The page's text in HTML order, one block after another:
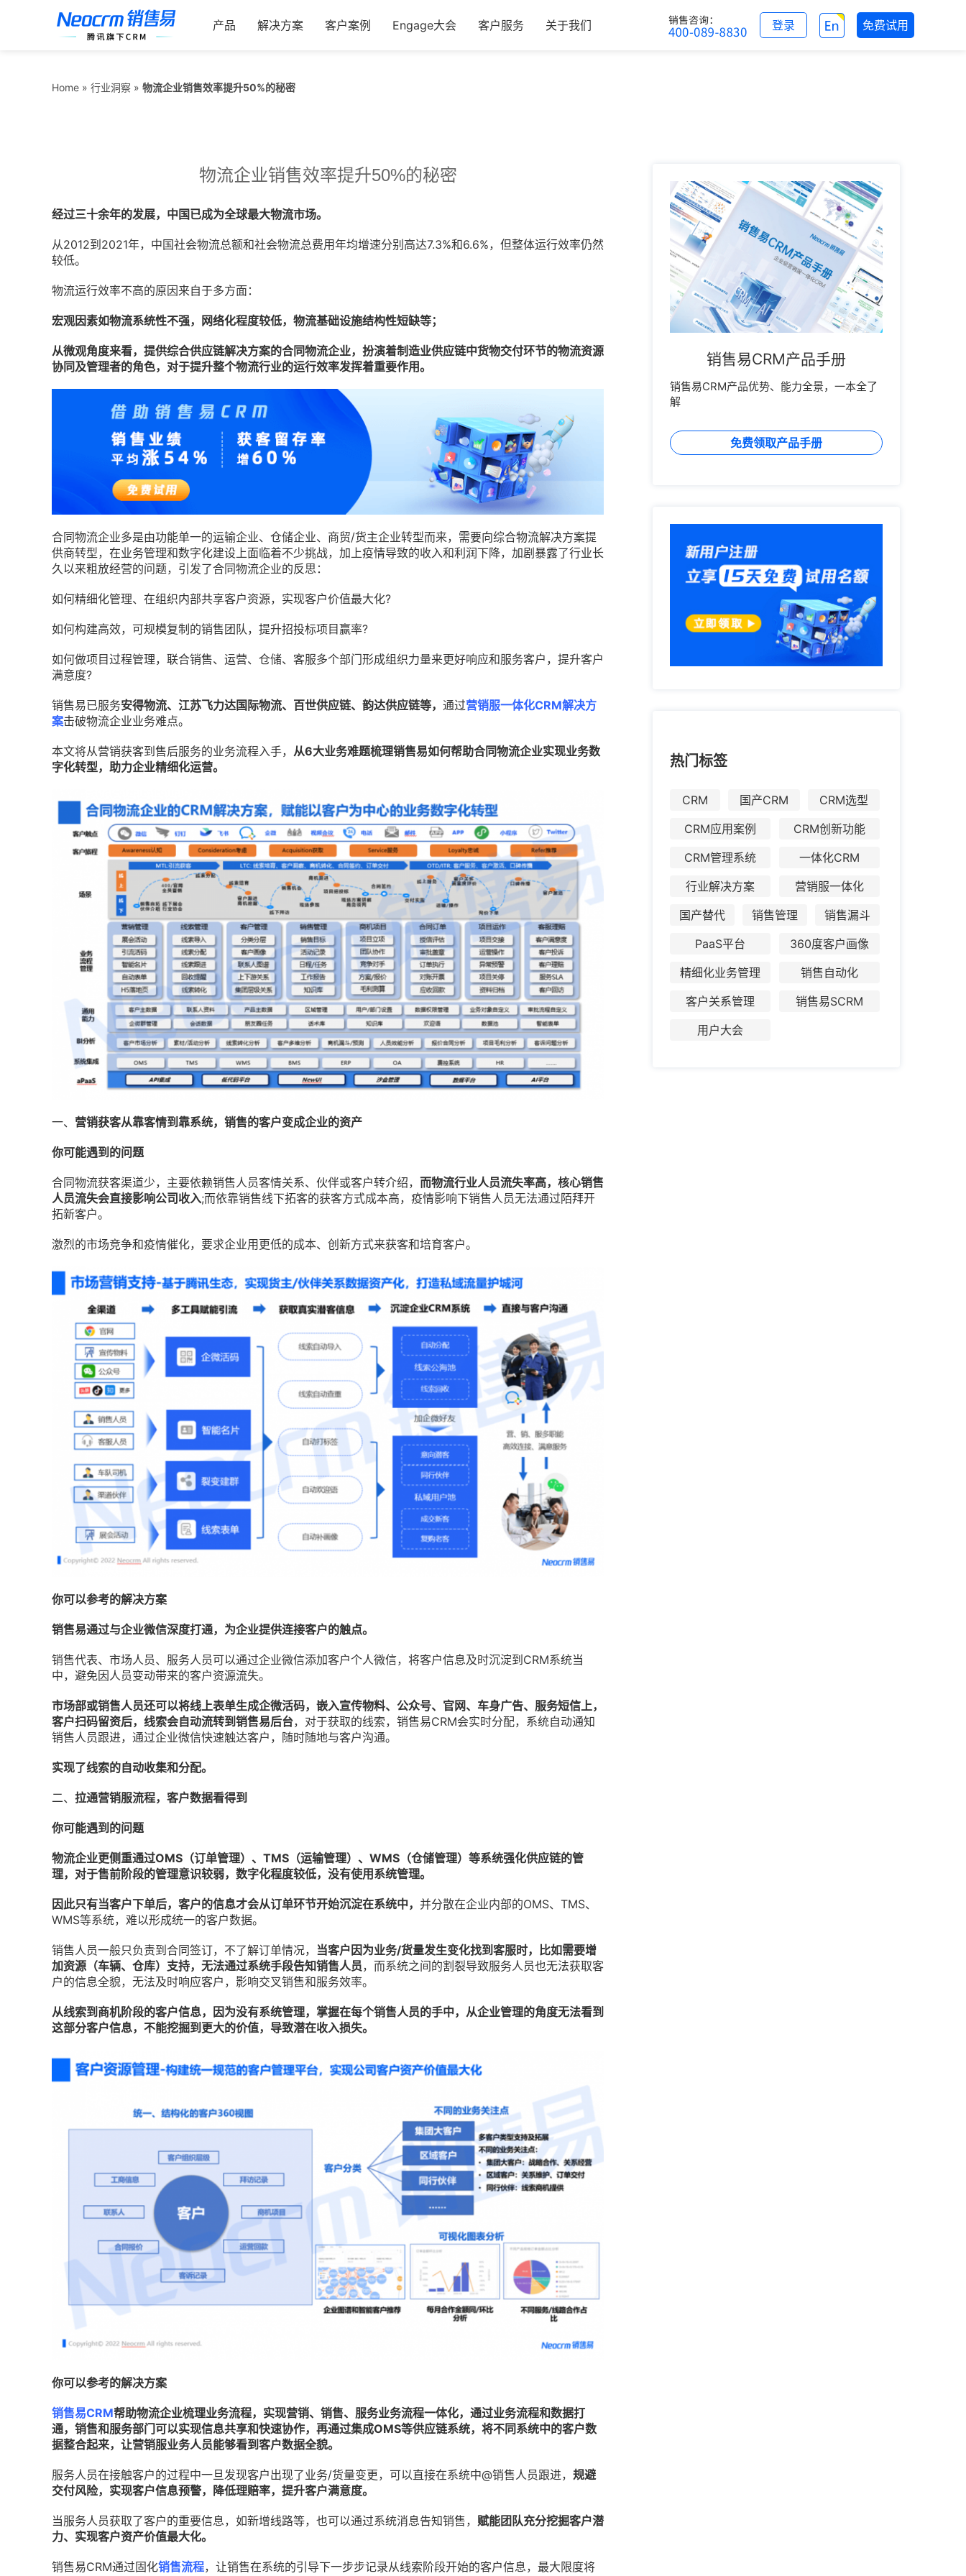
产品 解决方案 客户案例 Engage大会 客户服务 关于我们 免费试用
登录
Home » 行业洞察 » 物流企业销售效率提升50%的秘密
物流企业销售效率提升50%的秘密
经过三十余年的发展，中国已成为全球最大物流市场。
从2012到2021年，中国社会物流总额和社会物流总费用年均增速分别高达7.3%和6.6%，但整体运行效率仍然
较低。
物流运行效率不高的原因来自于多方面：
宏观因素如物流系统性不强，网络化程度较低，物流基础设施结构性短缺等；
从微观角度来看，提供综合供应链解决方案的合同物流企业，扮演着制造业供应链中货物交付环节的物流资源
协同及管理者的角色，对于提升整个物流行业的运行效率发挥着重要作用。
合同物流企业多是由功能单一的运输企业、仓储企业、商贸/货主企业转型而来，需要向综合物流解决方案提
供商转型，在业务管理和数字化建设上面临着不少挑战，加上疫情导致的收入和利润下降，加剧暴露了行业长
久以来粗放经营的问题，引发了合同物流企业的反思：
如何精细化管理、在组织内部共享客户资源，实现客户价值最大化?
如何构建高效，可规模复制的销售团队，提升招投标项目赢率?
如何做项目过程管理，联合销售、运营、仓储、客服多个部门形成组织力量来更好响应和服务客户，提升客户
满意度?
销售易已服务安得物流、江苏飞力达国际物流、百世供应链、韵达供应链等， 通过营销服一体化CRM解决方
案击破物流企业业务难点。
本文将从营销获客到售后服务的业务流程入手， 从6大业务难题梳理销售易如何帮助合同物流企业实现业务数
字化转型，助力企业精细化运营。
一、 营销获客从靠客情到靠系统， 销售的客户变成企业的资产
你可能遇到的问题
合同物流获客渠道少，主要依赖销售人员客情关系、伙伴或客户转介绍， 而物流行业人员流失率高，核心销售
人员流失会直接影响公司收入;而依靠销售线下拓客的获客方式成本高，疫情影响下销售人员无法通过陌拜开
拓新客户。
激烈的市场竞争和疫情催化，要求企业用更低的成本、创新方式来获客和培育客户。
你可以参考的解决方案
销售易通过与企业微信深度打通，为企业提供连接客户的触点。
销售代表、市场人员、服务人员可以通过企业微信添加客户个人微信，将客户信息及时沉淀到CRM系统当
中，避免因人员变动带来的客户资源流失。
市场部或销售人员还可以将线上表单生成企微活码，嵌入宣传物料、公众号、官网、车身广告、服务短信上，
客户扫码留资后，线索会自动流转到销售易后台，对于获取的线索，销售易CRM会实时分配，系统自动通知
销售人员跟进，通过企业微信快速触达客户，随时随地与客户沟通。
实现了线索的自动收集和分配。
二、 拉通营销服流程，客户数据看得到
你可能遇到的问题
物流企业更侧重通过OMS（订单管理）、TMS（运输管理）、WMS（仓储管理）等系统强化供应链的管
理，对于售前阶段的管理意识较弱，数字化程度较低，没有使用系统管理。
因此只有当客户下单后，客户的信息才会从订单环节开始沉淀在系统中， 并分散在企业内部的OMS、TMS、
WMS等系统，难以形成统一的客户数据。
销售人员一般只负责到合同签订，不了解订单情况， 当客户因为业务/货量发生变化找到客服时，比如需要增
加资源（车辆、仓库）支持，无法通过系统手段告知销售人员，而系统之间的割裂导致服务人员也无法获取客
户的信息全貌，无法及时响应客户，影响交叉销售和服务效率。
从线索到商机阶段的客户信息，因为没有系统管理，掌握在每个销售人员的手中，从企业管理的角度无法看到
这部分客户信息，不能挖掘到更大的价值，导致潜在收入损失。
你可以参考的解决方案
销售易CRM帮助物流企业梳理业务流程，实现营销、销售、服务业务流程一体化，通过业务流程和数据打
通，销售和服务部门可以实现信息共享和快速协作，再通过集成OMS等供应链系统，将不同系统中的客户数
据整合起来，让营销服业务人员能够看到客户数据全貌。
服务人员在接触客户的过程中一旦发现客户出现了业务/货量变更，可以直接在系统中@销售人员跟进， 规避
交付风险，实现客户信息预警，降低理赔率，提升客户满意度。
当服务人员获取了客户的重要信息，如新增线路等，也可以通过系统消息告知销售， 赋能团队充分挖掘客户潜
力、实现客户资产价值最大化。
销售易CRM通过固化销售流程，让销售在系统的引导下一步步记录从线索阶段开始的客户信息，最大限度将
销售易CRM产品手册
销售易CRM产品优势、能力全景，一本全了
解
免费领取产品手册
热门标签
CRM 国产CRM
CRM选型
CRM应用案例
CRM创新功能
CRM管理系统
一体化CRM
行业解决方案
营销服一体化
国产替代
销售管理
销售漏斗
PaaS平台
360度客户画像
精细化业务管理
销售自动化
客户关系管理
销售易SCRM
用户大会